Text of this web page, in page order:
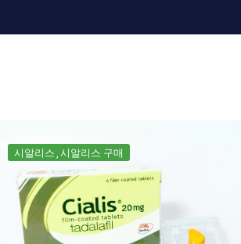
시알리스 시알리스 구매